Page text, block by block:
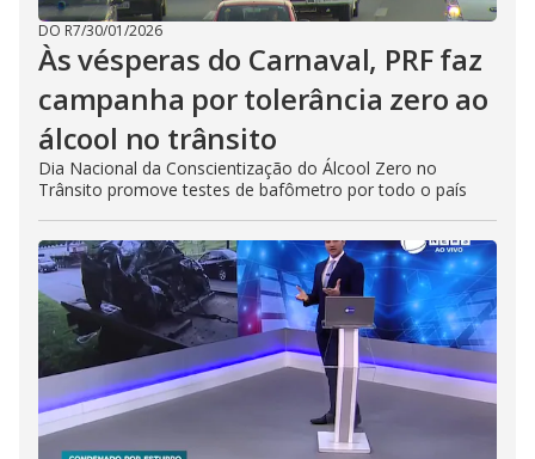
DO R7/30/01/2026
Às vésperas do Carnaval, PRF faz
campanha por tolerância zero ao
álcool no trânsito
Dia Nacional da Conscientização do Álcool Zero no
Trânsito promove testes de bafômetro por todo o país